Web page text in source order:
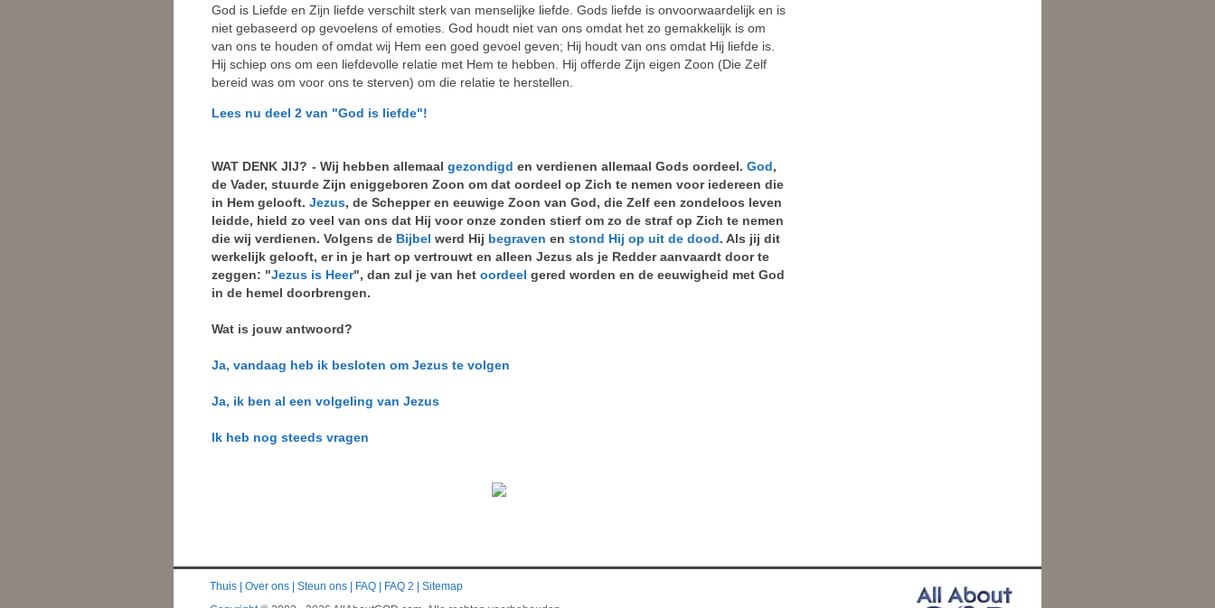
God is Liefde en Zijn liefde verschilt sterk van menselijke liefde. Gods liefde is onvoorwaardelijk en is
niet gebaseerd op gevoelens of emoties. God houdt niet van ons omdat het zo gemakkelijk is om
van ons te houden of omdat wij Hem een goed gevoel geven; Hij houdt van ons omdat Hij liefde is.
Hij schiep ons om een liefdevolle relatie met Hem te hebben. Hij offerde Zijn eigen Zoon (Die Zelf
bereid was om voor ons te sterven) om die relatie te herstellen.
Lees nu deel 2 van "God is liefde"!
WAT DENK JIJ? - Wij hebben allemaal gezondigd en verdienen allemaal Gods oordeel. God,
de Vader, stuurde Zijn eniggeboren Zoon om dat oordeel op Zich te nemen voor iedereen die
in Hem gelooft. Jezus, de Schepper en eeuwige Zoon van God, die Zelf een zondeloos leven
leidde, hield zo veel van ons dat Hij voor onze zonden stierf om zo de straf op Zich te nemen
die wij verdienen. Volgens de Bijbel werd Hij begraven en stond Hij op uit de dood. Als jij dit
werkelijk gelooft, er in je hart op vertrouwt en alleen Jezus als je Redder aanvaardt door te
zeggen: "Jezus is Heer", dan zul je van het oordeel gered worden en de eeuwigheid met God
in de hemel doorbrengen.
Wat is jouw antwoord?
Ja, vandaag heb ik besloten om Jezus te volgen
Ja, ik ben al een volgeling van Jezus
Ik heb nog steeds vragen
Thuis Over ons Steun ons FAQ FAQ 2
Sitemap